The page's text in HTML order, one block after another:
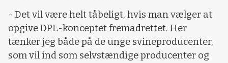
- Det vil være helt tåbeligt, hvis man vælger at
opgive DPL-konceptet fremadrettet. Her
tænker jeg både på de unge svineproducenter,
som vil ind som selvstændige producenter og